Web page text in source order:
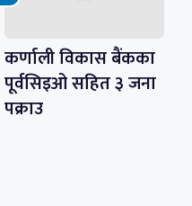
कर्णाली विकास बैंकका
पूर्वसिइओ सहित ३ जना
पक्राउ